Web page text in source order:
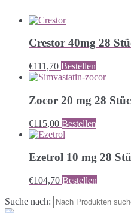
Crestor 40mg 28
€111,70 Bestellen
Zocor 20 mg 28
€115,00 Bestellen
Ezetrol 10 mg 28
€104,70 Bestellen
Suche nach: